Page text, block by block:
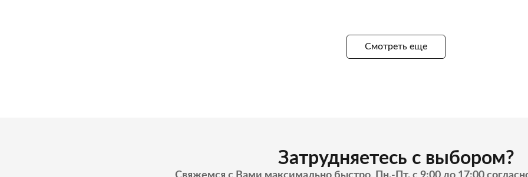
Смотреть еще
Затрудняетесь с выбором?